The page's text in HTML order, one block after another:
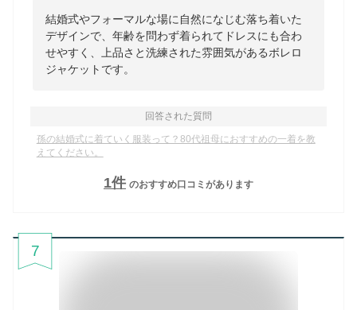
結婚式やフォーマルな場に自然になじむ落ち着いた
デザインで、年齢を問わず着られてドレスにも合わ
せやすく、上品さと洗練された雰囲気があるボレロ
ジャケットです。
回答された質問
孫の結婚式に着ていく服装って？80代祖母におすすめの一着を教
えてください。
1件 のおすすめ口コミがあります
7